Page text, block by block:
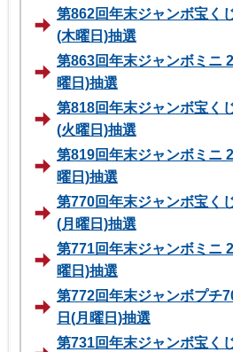
第862回年末ジャンボ宝く
(木曜日)抽選
第863回年末ジャンボミニ
曜日)抽選
第818回年末ジャンボ宝く
(火曜日)抽選
第819回年末ジャンボミニ
曜日)抽選
第770回年末ジャンボ宝く
(月曜日)抽選
第771回年末ジャンボミニ
曜日)抽選
第772回年末ジャンボプチ
日(月曜日)抽選
第731回年末ジャンボ宝く